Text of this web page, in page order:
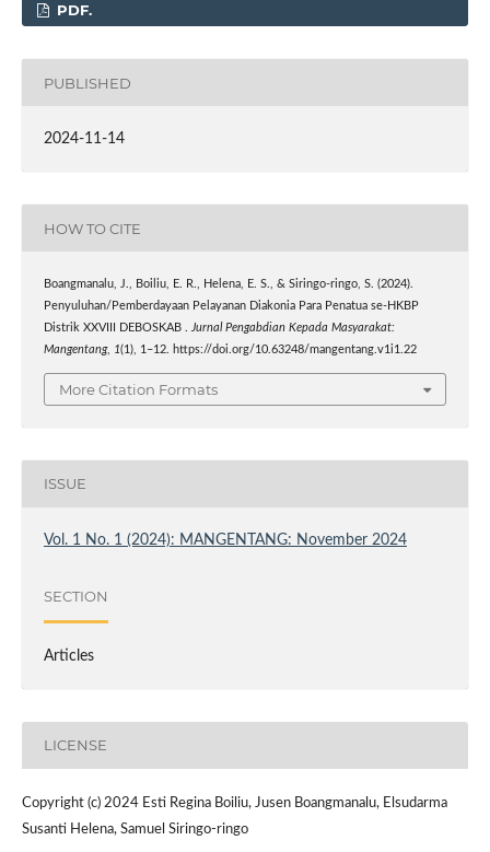
PDF.
PUBLISHED
2024-11-14
HOW TO CITE
Boangmanalu, J., Boiliu, E. R., Helena, E. S., & Siringo-ringo, S. (2024).
Penyuluhan/Pemberdayaan Pelayanan Diakonia Para Penatua se-HKBP
Distrik XXVIII DEBOSKAB . Jurnal Pengabdian Kepada Masyarakat:
Mangentang, 1(1), 1–12. https://doi.org/10.63248/mangentang.v1i1.22
More Citation Formats
ISSUE
Vol. 1 No. 1 (2024): MANGENTANG: November 2024
SECTION
Articles
LICENSE
Copyright (c) 2024 Esti Regina Boiliu, Jusen Boangmanalu, Elsudarma
Susanti Helena, Samuel Siringo-ringo